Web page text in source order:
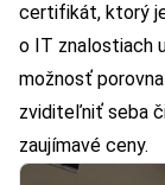
certifikát, ktorý
o IT znalostiach
možnosť
zviditeľniť seba
zaujímavé ceny.